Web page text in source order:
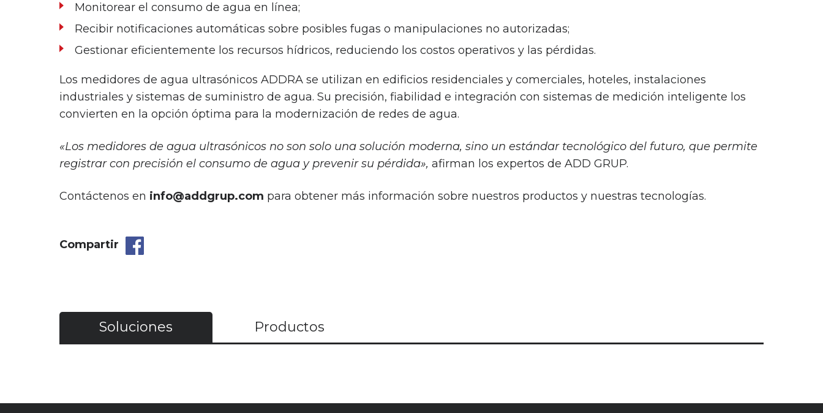
Monitorear el consumo de agua en línea;
Recibir notificaciones automáticas sobre posibles fugas o manipulaciones no autorizadas;
Gestionar eficientemente los recursos hídricos, reduciendo los costos operativos y las pérdidas.
Los medidores de agua ultrasónicos ADDRA se utilizan en edificios residenciales y comerciales, hoteles, instalaciones
industriales y sistemas de suministro de agua. Su precisión, fiabilidad e integración con sistemas de medición inteligente los
convierten en la opción óptima para la modernización de redes de agua.
«Los medidores de agua ultrasónicos no son solo una solución moderna, sino un estándar tecnológico del futuro, que permite
registrar con precisión el consumo de agua y prevenir su pérdida», afirman los expertos de ADD GRUP.
Contáctenos en info@addgrup.com para obtener más información sobre nuestros productos y nuestras tecnologías.
Compartir
Soluciones Productos